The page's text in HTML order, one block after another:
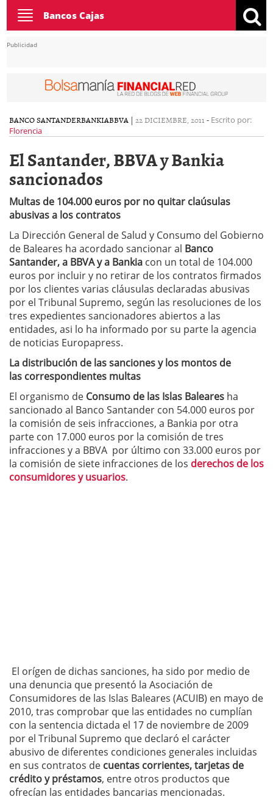
Toggle
navigation
Bancos Cajas
Publicidad
BANCO SANTANDERBANKIABBVA | 22 DICIEMBRE, 2011 - Escrito por:
Florencia
El Santander, BBVA y Bankia
sancionados
Multas de 104.000 euros por no quitar claúsulas
abusivas a los contratos
La Dirección General de Salud y Consumo del Gobierno
de Baleares ha acordado sancionar al Banco
Santander, a BBVA y a Bankia con un total de 104.000
euros por incluir y no retirar de los contratos firmados
por los clientes varias cláusulas declaradas abusivas
por el Tribunal Supremo, según las resoluciones de los
tres expedientes sancionadores abiertos a las
entidades, asi lo ha informado por su parte la agencia
de noticias Europapress.
La distribución de las sanciones y los montos de
las correspondientes multas
El organismo de Consumo de las Islas Baleares ha
sancionado al Banco Santander con 54.000 euros por
la comisión de seis infracciones, a Bankia por otra
parte con 17.000 euros por la comisión de tres
infracciones y a BBVA por último con 33.000 euros por
la comisión de siete infracciones de los derechos de los
consumidores y usuarios.
El orígen de dichas sanciones, ha sido por medio de
una denuncia que presentó la Asociación de
Consumidores de las Islas Baleares (ACUIB) en mayo de
2010, tras comprobar que las entidades no cumplían
con la sentencia dictada el 17 de noviembre de 2009
por el Tribunal Supremo que declaró el carácter
abusivo de diferentes condiciones generales incluidas
en sus contratos de cuentas corrientes, tarjetas de
crédito y préstamos, entre otros productos que
ofrecían las entidades bancarias mencionadas.